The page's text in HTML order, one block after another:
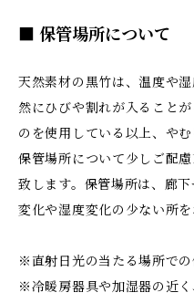
■ 保管場所について
天然素材の黒竹は、温度や
然にひびや割れが入ること
のを使用している以上、や
保管場所について少しご配
致します。保管場所は、廊
変化や湿度変化の少ない所を
※直射日光の当たる場所での
※冷暖房器具や加湿器の近